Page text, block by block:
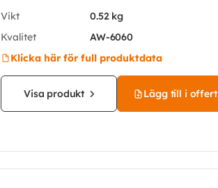
Vikt
0.52 kg
Kvalitet
AW-6060
Klicka här för full produktdata
Visa produkt Lägg till i offert